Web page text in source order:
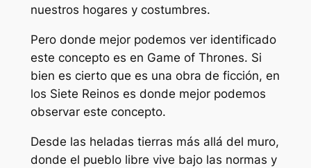
nuestros hogares y costumbres.
Pero donde mejor podemos ver identificado
este concepto es en Game of Thrones. Si
bien es cierto que es una obra de ficción, en
los Siete Reinos es donde mejor podemos
observar este concepto.
Desde las heladas tierras más allá del muro,
donde el pueblo libre vive bajo las normas y